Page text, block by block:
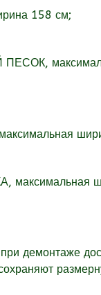
158 см;
ПЕСОК,
максимальная
демонтаже